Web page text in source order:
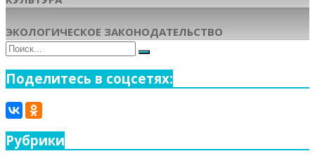
ЭКОЛОГИЧЕСКОЕ ЗАКОНОДАТЕЛЬСТВО
Поиск
Поиск
Поделитесь в соцсетях:
Рубрики